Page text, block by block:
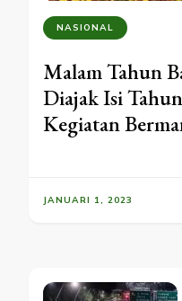
NASIONAL
Malam Tahun
Diajak Isi
Kegiatan
JANUARI 1, 2023